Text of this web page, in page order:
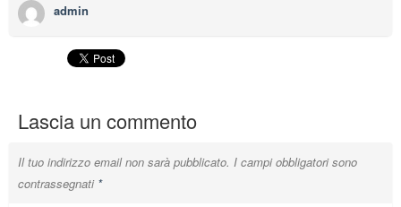
admin
Lascia un commento
Il tuo indirizzo email non sarà pubblicato. I campi obbligatori sono
contrassegnati *